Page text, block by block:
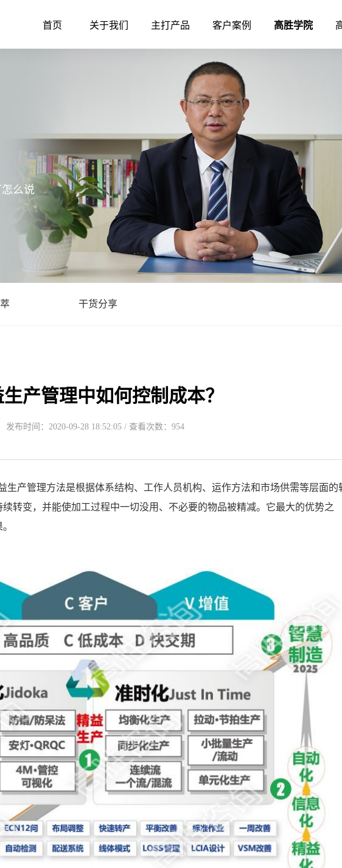
首页 关于我们 主打产品 客户案例 高胜学院
么说
干货分享
产管理中如何控制成本？
发布时间：2020-09-28 18:52:05 / 查看次数：954
产管理方法是根据体系结构、工作人员机构、运作方法和市场供需等层面的
转变，并能使加工过程中一切没用、不必要的物品被精减。它最大的优势之